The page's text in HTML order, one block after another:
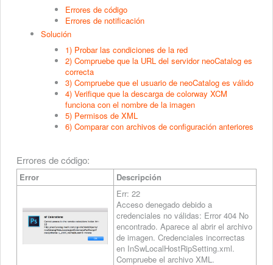
Errores de código
Errores de notificación
Solución
1) Probar las condiciones de la red
2) Compruebe que la URL del servidor neoCatalog es
correcta
3) Compruebe que el usuario de neoCatalog es válido
4) Verifique que la descarga de colorway XCM
funciona con el nombre de la imagen
5) Permisos de XML
6) Comparar con archivos de configuración anteriores
Errores de código:
Error
Descripción
Err: 22
Acceso denegado debido a
credenciales no válidas: Error 404 No
encontrado. Aparece al abrir el archivo
de imagen. Credenciales incorrectas
en InSwLocalHostRipSetting.xml.
Compruebe el archivo XML.